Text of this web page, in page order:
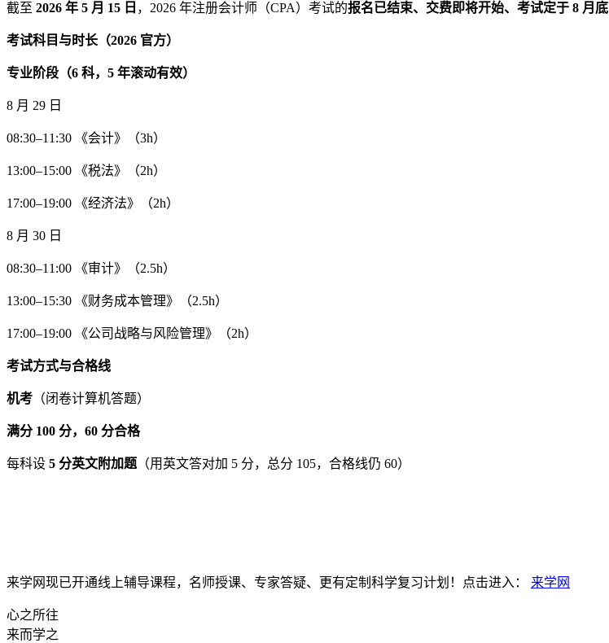
截至 2026 年 5 月 15 日 ，2026 年注册会计师（CPA）考试的报名已结束、交费即将开始、考试定于 8 月底
考试科目与时长（2026 官方）
专业阶段（6 科，5 年滚动有效）
8 月 29 日
08:30–11:30 《会计》（3h）
13:00–15:00 《税法》（2h）
17:00–19:00 《经济法》（2h）
8 月 30 日
08:30–11:00 《审计》（2.5h）
13:00–15:30 《财务成本管理》（2.5h）
17:00–19:00 《公司战略与风险管理》（2h）
考试方式与合格线
机考 （闭卷计算机答题）
满分 100 分，60 分合格
每科设 5 分英文附加题（用英文答对加 5 分，总分 105，合格线仍 60）
来学网现已开通线上辅导课程，名师授课、专家答疑、更有定制科学复习计划！点击进入： 来学网
心之所往
来而学之